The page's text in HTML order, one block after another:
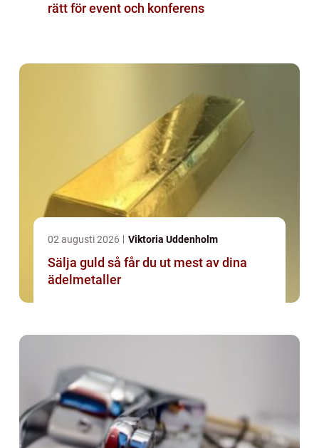
rätt för event och konferens
02 augusti 2026 Viktoria Uddenholm
Sälja guld så får du ut mest av dina
ädelmetaller